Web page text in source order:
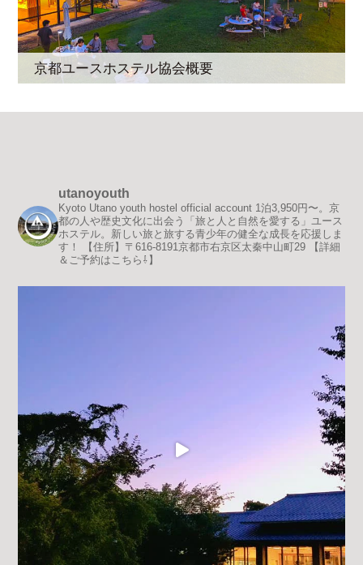
京都ユースホステル協会概要
utanoyouth
Kyoto Utano youth hostel official account 1泊3,950円〜。京
都の人や歴史文化に出会う「旅と人と自然を愛する」ユース
ホステル。新しい旅と旅する青少年の健全な成長を応援しま
す！
【住所】〒616-8191京都市右京区太秦中山町29 【詳細
＆ご予約はこちら⇩】